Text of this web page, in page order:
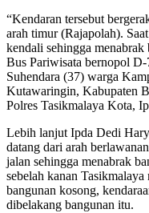
“Kendaran tersebut
arah timur (Rajapolah).
kendali sehingga
Bus Pariwisata bernopol
Suhendara (37) warga
Kutawaringin, Kabupaten
Polres Tasikmalaya Kota,
Lebih lanjut Ipda Dedi
datang dari arah
jalan sehingga menabrak
sebelah kanan
bangunan kosong,
dibelakang bangunan itu.